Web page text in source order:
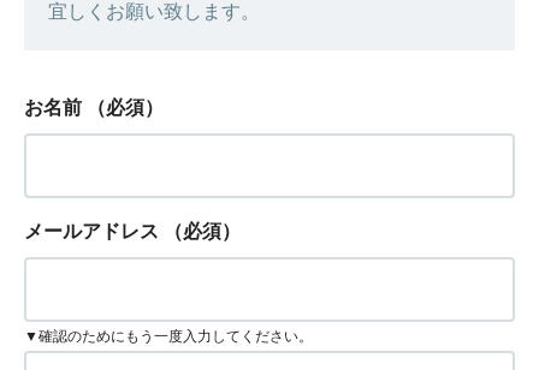
宜しくお願い致します。
お名前 （必須）
メールアドレス （必須）
▼確認のためにもう一度入力してください。